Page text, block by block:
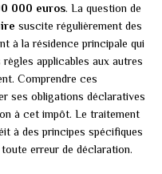
000 euros. La question de
suscite régulièrement des
à la résidence principale qui
règles applicables aux autres
Comprendre ces
ses obligations déclaratives
à cet impôt. Le traitement
à des principes spécifiques
erreur de déclaration.